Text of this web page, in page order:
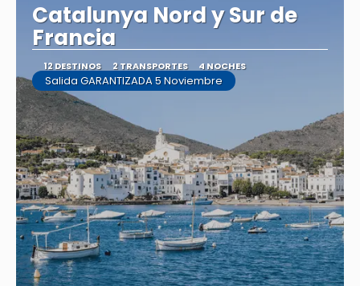
Catalunya Nord y Sur de
Francia
12 DESTINOS 2 TRANSPORTES 4 NOCHES
Salida GARANTIZADA 5 Noviembre